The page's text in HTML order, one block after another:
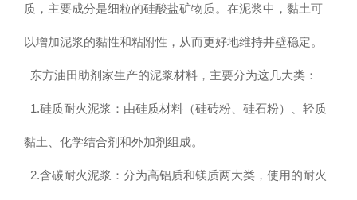
质，主要成分是细粒的硅酸盐矿物质。在泥浆中，黏土可
以增加泥浆的黏性和粘附性，从而更好地维持井壁稳定。
东方油田助剂家生产的泥浆材料，主要分为这几大类：
1.硅质耐火泥浆：由硅质材料（硅砖粉、硅石粉）、轻质
黏土、化学结合剂和外加剂组成。
2.含碳耐火泥浆：分为高铝质和镁质两大类，使用的耐火